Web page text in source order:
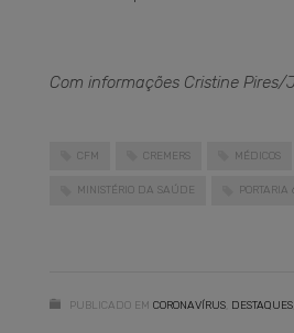
Com informações Cristine Pires/
CFM CREMERS MÉDICOS
MINISTÉRIO DA SAÚDE PORTARIA
PUBLICADO EM CORONAVÍRUS DESTAQUES